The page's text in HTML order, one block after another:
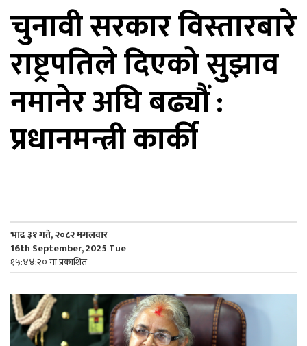
चुनावी सरकार विस्तारबारे
राष्ट्रपतिले दिएको सुझाव
नमानेर अघि बढ्यौं :
प्रधानमन्त्री कार्की
भाद्र ३१ गते, २०८२ मगलवार
16th September, 2025 Tue
१५:४४:२० मा प्रकाशित